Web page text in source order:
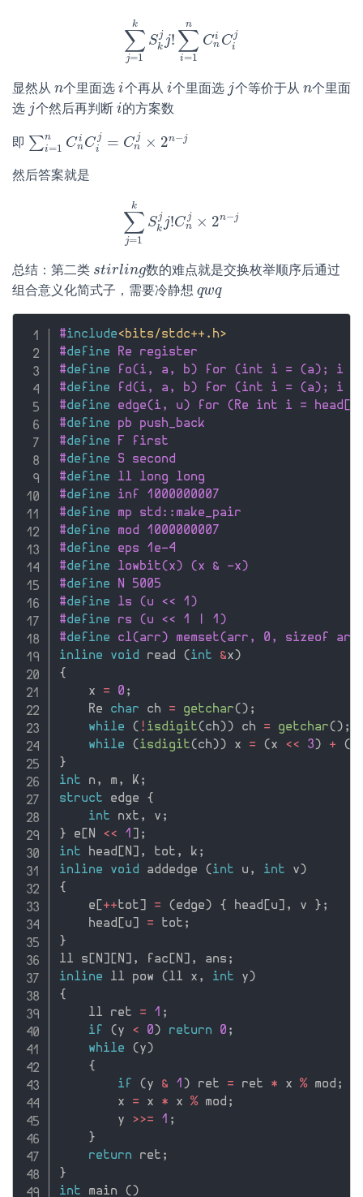
∑
j=1
k
Sj
k j! ∑
i=1
n
Ci
n C j
i
∑j 1kSk j!∑ =1n Cn
显然从 n
n个里面选i
i 个再从 i
i 个里面选 j
j 个等价于从 n
n个里面
选 j
j 个然后再判断 i
i 的方案数
即 ∑n
i=1 C i
nC j
i
= C j
n
× 2n−j
∑ =1n CniCij= Cnj×2 n− j
然后答案就是
∑
j=1
k
Sj
k j!C j
n
× 2n−j
∑j 1kSkjj!C nj× 2n −j
总结：第二类 stirling
stirling
数的难点就是交换枚举顺序后通过
组合意义化简式子，需要冷静想 qwq
qwq
#include<bits/stdc++.h>
#define Re register
#define fo(i, a, b) for (int i = (a); i
#define fd(i, a, b) for (int i = (a); i
#define edge(i, u) for (Re int i =
#define pb push_back
#define F first
#define S second
#define ll long long
#define inf 1000000007
#define mp std::make_pair
#define mod 1000000007
#define eps 1e-4
#define lowbit(x) (x & -x)
#define N 5005
#define ls (u << 1)
#define rs (u << 1 | 1)
#define cl(arr) memset(arr, 0, sizeof
inline
void read (int &x)
{
    x
= 0 ;
    Re
char ch = getchar() ;
while
( ! isdigit(ch)) ch = getchar() ;
while
(isdigit(ch)) x = (x << 3) + (
}
int n , m , K ;
struct edge {
int nxt , v ;
} e [N << 1 ] ;
int head [N] , tot , k ;
inline
void addedge (int u , int v)
{
    e
[++tot] = (edge) { head [u] , v } ;
    head
[u] = tot ;
}
ll s [N] [N] , fac [N] , ans ;
inline ll pow (ll x , int y)
{
    ll ret
= 1 ;
if
(y < 0) return 0 ;
while
(y)
{
if
(y & 1 ) ret = ret * x % mod ;
        x
= x * x % mod ;
        y
>>= 1 ;
}
return ret ;
}
int main ()